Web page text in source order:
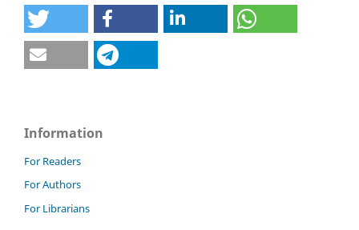
Information
For Readers
For Authors
For Librarians